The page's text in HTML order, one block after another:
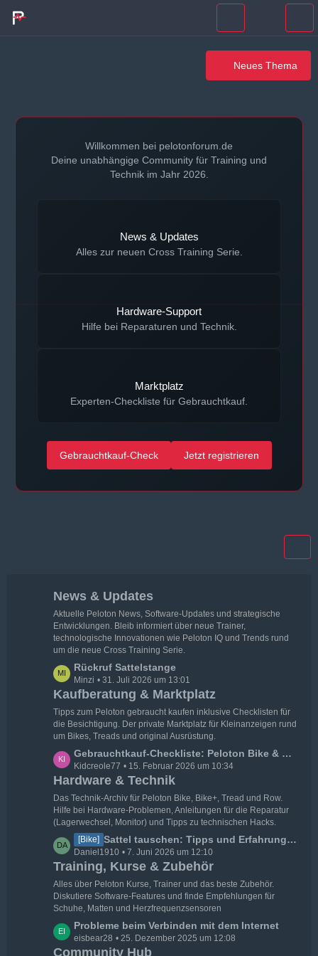
Neues Thema
Willkommen bei pelotonforum.de
Deine unabhängige Community für Training und
Technik im Jahr 2026.
News & Updates
Alles zur neuen Cross Training Serie.
Hardware-Support
Hilfe bei Reparaturen und Technik.
Marktplatz
Experten-Checkliste für Gebrauchtkauf.
Gebrauchtkauf-Check Jetzt registrieren
News & Updates
Aktuelle Peloton News, Software-Updates und strategische
Entwicklungen. Bleib informiert über neue Trainer,
technologische Innovationen wie Peloton IQ und Trends rund
um die neue Cross Training Serie.
L
e
t
z
t
e
B
e
t
r
ä
g
e
Rückruf Sattelstange
Minzi 31. Juli 2026 um 13:01
Kaufberatung & Marktplatz
Tipps zum Peloton gebraucht kaufen inklusive Checklisten für
die Besichtigung. Der private Marktplatz für Kleinanzeigen rund
um Bikes, Treads und original Ausrüstung.
L
e
t
z
t
e
B
e
i
t
r
ä
g
e
Gebrauchtkauf-Checkliste: Peloton Bike & Tread
Kidcreole77 15. Februar 2026 um 10:34
Hardware & Technik
Das Technik-Archiv für Peloton Bike, Bike+, Tread und Row.
Hilfe bei Hardware-Problemen, Anleitungen für die Reparatur
(Lagerwechsel, Monitor) und Tipps zu technischen Hacks.
L
e
z
t
e
B
e
i
[Bike] Sattel tauschen: Tipps und Erfahrungen
Daniel1910 7. Juni 2026 um 12:10
Training, Kurse & Zubehör
Alles über Peloton Kurse, Trainer und das beste Zubehör.
Diskutiere Software-Features und finde Empfehlungen für
Schuhe, Matten und Herzfrequenzsensoren
L
e
Probleme beim Verbinden mit dem Internet
eisbear28 25. Dezember 2025 um 12:08
Community Hub